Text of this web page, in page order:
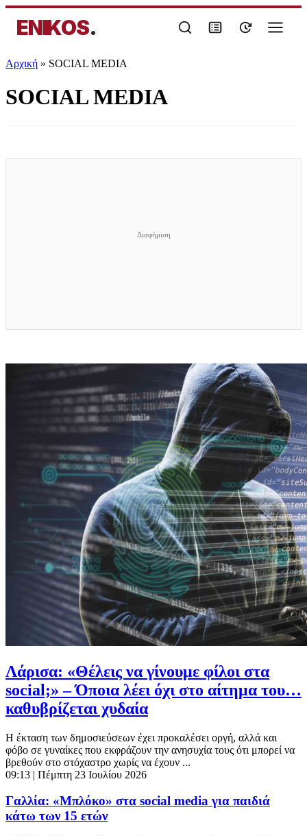
ENIKOS.
Αρχική » SOCIAL MEDIA
SOCIAL MEDIA
Λάρισα: «Θέλεις να γίνουμε φίλοι στα
social;» – Όποια λέει όχι στο αίτημα του…
καθυβρίζεται χυδαία
Η έκταση των δημοσιεύσεων έχει προκαλέσει οργή, αλλά και
φόβο σε γυναίκες που εκφράζουν την ανησυχία τους ότι μπορεί να
βρεθούν στο στόχαστρο χωρίς να έχουν ...
09:13 | Πέμπτη 23 Ιουλίου 2026
Γαλλία: «Μπλόκο» στα social media για παιδιά
κάτω των 15 ετών